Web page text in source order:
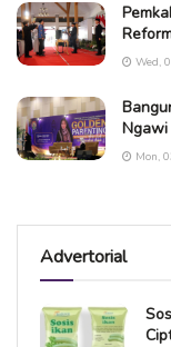
Wed,
Ngawi
Mon,
Advertorial